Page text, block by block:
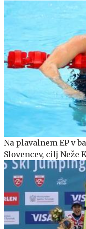
Na plavalnem EP v
Slovencev, cilj Neže